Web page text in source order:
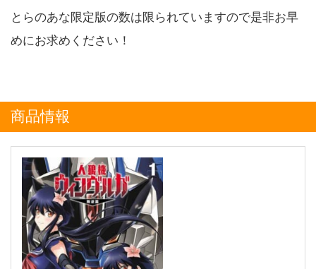
とらのあな限定版の数は限られていますので是非お早
めにお求めください！
商品情報